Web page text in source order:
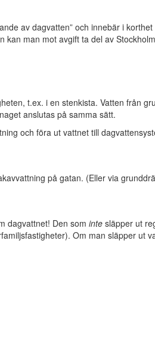
av dagvatten” och innebär i
man mot avgift ta del av
t.ex. i en stenkista. Vatten från
anslutas på samma sätt.
och föra ut vattnet till
på gatan. (Eller via
dagvattnet! Den som inte släpper ut
Om man släpper